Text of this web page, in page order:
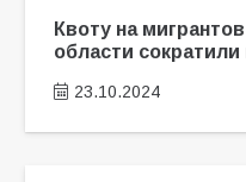
Квоту на
области сократили
23.10.2024